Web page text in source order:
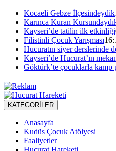
Kocaeli Gebze İlçesindeydik
Karınca Kuran
Kayseri’de tatilin ilk etkinliği
Filistinli Çocuk Yarışması
Hucuratın siyer derslerinde
Kayseri’de Hucurat’ın
Göktürk’te çocuklarla kamp
KATEGORİLER
Anasayfa
Kudüs Çocuk Atölyesi
Faaliyetler